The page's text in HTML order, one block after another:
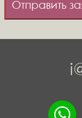
Отправить